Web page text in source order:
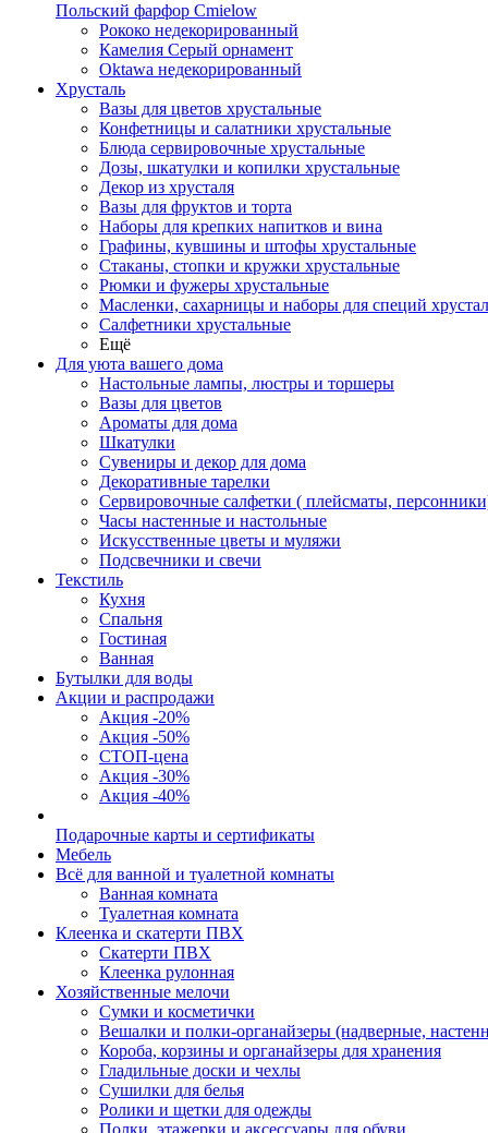
Польский фарфор Сmielow
Рококо недекорированный
Камелия Серый орнамент
Oktawa недекорированный
Хрусталь
Вазы для цветов хрустальные
Конфетницы и салатники хрустальные
Блюда сервировочные хрустальные
Дозы, шкатулки и копилки хрустальные
Декор из хрусталя
Вазы для фруктов и торта
Наборы для крепких напитков и вина
Графины, кувшины и штофы хрустальные
Стаканы, стопки и кружки хрустальные
Рюмки и фужеры хрустальные
Масленки, сахарницы и наборы для специй
Салфетники хрустальные
Ещё
Для уюта вашего дома
Настольные лампы, люстры и торшеры
Вазы для цветов
Ароматы для дома
Шкатулки
Сувениры и декор для дома
Декоративные тарелки
Сервировочные салфетки ( плейсматы,
Часы настенные и настольные
Искусственные цветы и муляжи
Подсвечники и свечи
Текстиль
Кухня
Спальня
Гостиная
Ванная
Бутылки для воды
Акции и распродажи
Акция -20%
Акция -50%
СТОП-цена
Акция -30%
Акция -40%
Подарочные карты и сертификаты
Мебель
Всё для ванной и туалетной комнаты
Ванная комната
Туалетная комната
Клеенка и скатерти ПВХ
Скатерти ПВХ
Клеенка рулонная
Хозяйственные мелочи
Сумки и косметички
Вешалки и полки-органайзеры (надверные,
Короба, корзины и органайзеры для хранения
Гладильные доски и чехлы
Сушилки для белья
Ролики и щетки для одежды
Полки, этажерки и аксессуары для обуви